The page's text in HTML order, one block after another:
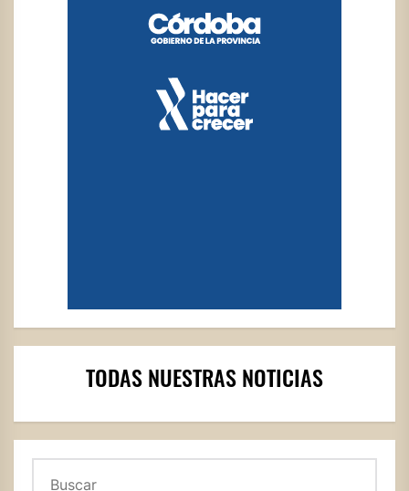
TODAS NUESTRAS NOTICIAS